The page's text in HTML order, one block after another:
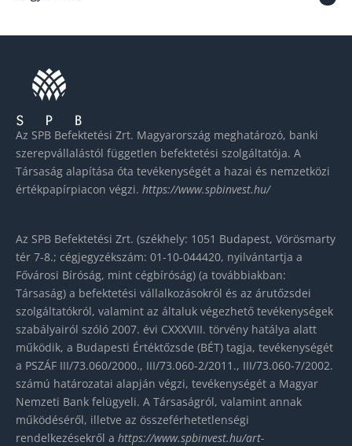
Az SPB Befektetési Zrt. Magyarország meghatározó, banki
szerepvállalástól független befektetési szolgáltatója. A
Társaság alapítása óta tevékenységét a hazai és nemzetközi
értékpapírpiacon végzi. https://www.spbinvest.hu/
Az SPB Befektetési Zrt. (székhely: 1051 Budapest, Vörösmarty
tér 7-8.; cégjegyzékszám: 01-10-044420, nyilvántartja a
Fővárosi Bíróság, mint cégbíróság) (a továbbiakban:
Társaság) a befektetési vállalkozásokról és az árutőzsdei
szolgáltatókról, valamint az általuk végezhető tevékenységek
szabályairól szóló 2007. évi CXXXVIII. törvény hatálya alatt
működik, a Budapesti Értéktőzsde (BÉT) tagja, tevékenységét
a PSZÁF III/73.060/2000., III/73.060-2/2011., III/73.060-7/2002.
számú határozatai alapján végzi, tevékenységét a Magyar
Nemzeti Bank felügyeli. A Társaságról, valamint annak
működéséről, illetve az összeférhetetlenségi
rendelkezésekről a https://www.spbinvest.hu/art-